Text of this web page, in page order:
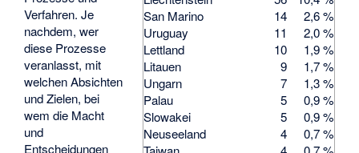
San Marino
14
2,6 %
Uruguay
11
2,0 %
Lettland
10
1,9 %
Litauen
9
1,7 %
Ungarn
7
1,3 %
Palau
5
0,9 %
Slowakei
5
0,9 %
Neuseeland
4
0,7 %
Verfahren. Je
nachdem, wer
diese Prozesse
veranlasst, mit
welchen Absichten
und Zielen, bei
wem die Macht
und
Entscheidungen